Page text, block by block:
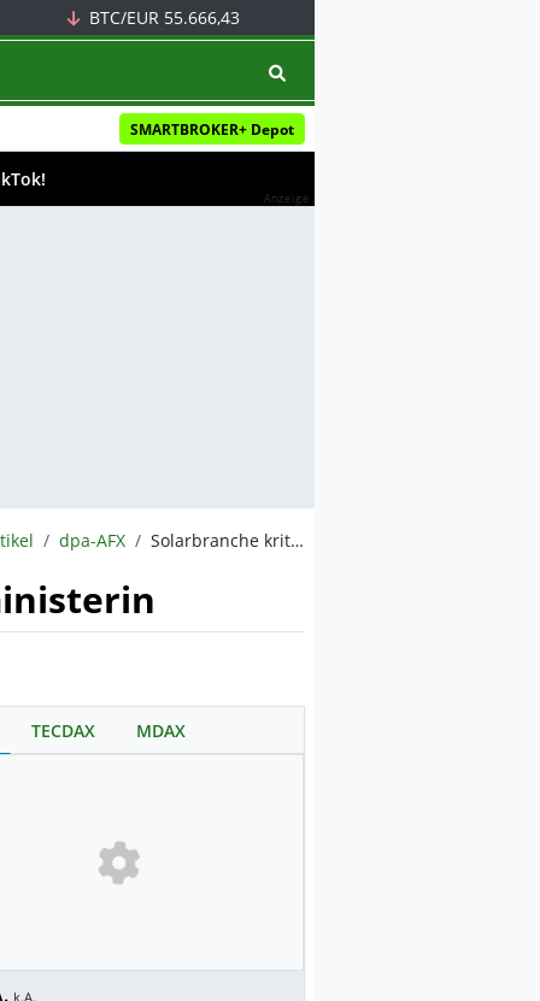
BTC/EUR 55.666,43
SMARTBROKER+ Depot
Anzeige
dpa-AFX Solarbranche kritisiert Pläne der Wirtschaftsministerin
TECDAX MDAX
k.A.